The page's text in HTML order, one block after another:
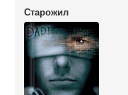
Cтарожил